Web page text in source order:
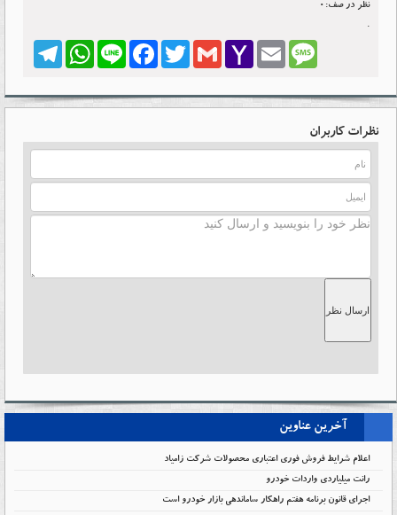
نظر در صف:0
TelegramWhatsApp LineFacebook Twitter Gmail
Yahoo
Email Message
نظرات کاربران
ارسال نظر
آخرین عناوین
اعلام شرایط فروش فوری اعتباری محصولات شرکت زامیاد
رانت میلیاردی واردات خودرو
اجرای قانون برنامه هفتم راهکار ساماندهی بازار خودرو است